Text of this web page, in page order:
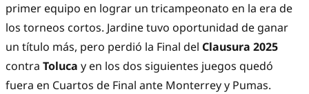
primer equipo en lograr un tricampeonato en la era de
los torneos cortos. Jardine tuvo oportunidad de ganar
un título más, pero perdió la Final del Clausura 2025
contra Toluca y en los dos siguientes juegos quedó
fuera en Cuartos de Final ante Monterrey y Pumas.